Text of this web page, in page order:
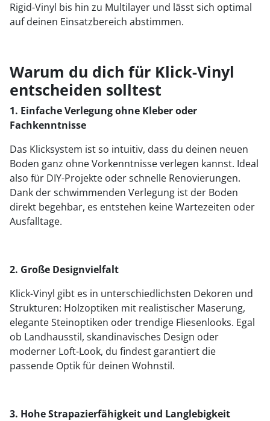
Rigid-Vinyl bis hin zu Multilayer und lässt sich optimal
auf deinen Einsatzbereich abstimmen.
Warum du dich für Klick-Vinyl
entscheiden solltest
1. Einfache Verlegung ohne Kleber oder
Fachkenntnisse
Das Klicksystem ist so intuitiv, dass du deinen neuen
Boden ganz ohne Vorkenntnisse verlegen kannst. Ideal
also für DIY-Projekte oder schnelle Renovierungen.
Dank der schwimmenden Verlegung ist der Boden
direkt begehbar, es entstehen keine Wartezeiten oder
Ausfalltage.
2. Große Designvielfalt
Klick-Vinyl gibt es in unterschiedlichsten Dekoren und
Strukturen: Holzoptiken mit realistischer Maserung,
elegante Steinoptiken oder trendige Fliesenlooks. Egal
ob Landhausstil, skandinavisches Design oder
moderner Loft-Look, du findest garantiert die
passende Optik für deinen Wohnstil.
3. Hohe Strapazierfähigkeit und Langlebigkeit